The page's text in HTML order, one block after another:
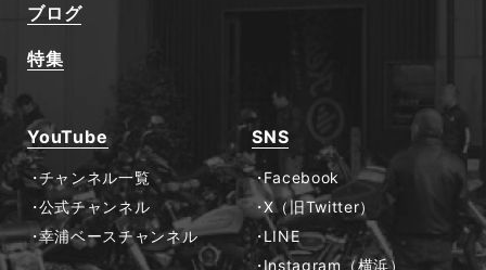
ブログ
特集
YouTube
チャンネル一覧
公式チャンネル
幸浦ベースチャンネル
SNS
Facebook
X（旧Twitter）
LINE
Instagram（横浜）